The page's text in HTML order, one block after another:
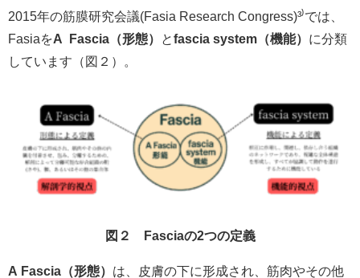
2015年の筋膜研究会議(Fasia Research Congress)³⁾では、
FasiaをA Fascia（形態） とfascia system（機能） に分類
しています（図２）。
図２ Fasciaの2つの定義
A Fascia（形態） は、皮膚の下に形成され、筋肉やその他